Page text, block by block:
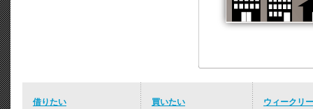
借りたい
買いたい
ウィークリー